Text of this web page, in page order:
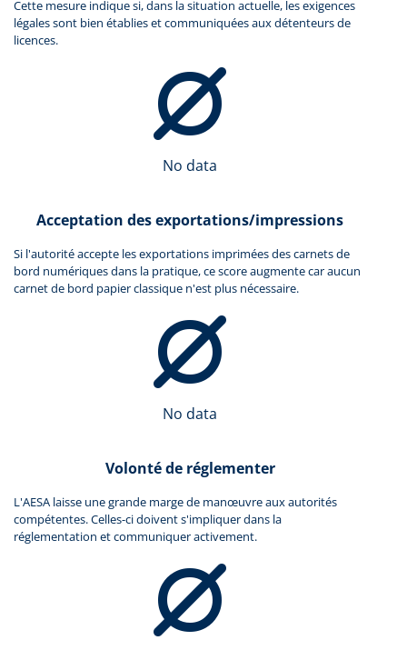
Cette mesure indique si, dans la situation actuelle, les exigences
légales sont bien établies et communiquées aux détenteurs de
licences.
No data
Acceptation des exportations/impressions
Si l'autorité accepte les exportations imprimées des carnets de
bord numériques dans la pratique, ce score augmente car aucun
carnet de bord papier classique n'est plus nécessaire.
No data
Volonté de réglementer
L'AESA laisse une grande marge de manœuvre aux autorités
compétentes. Celles-ci doivent s'impliquer dans la
réglementation et communiquer activement.